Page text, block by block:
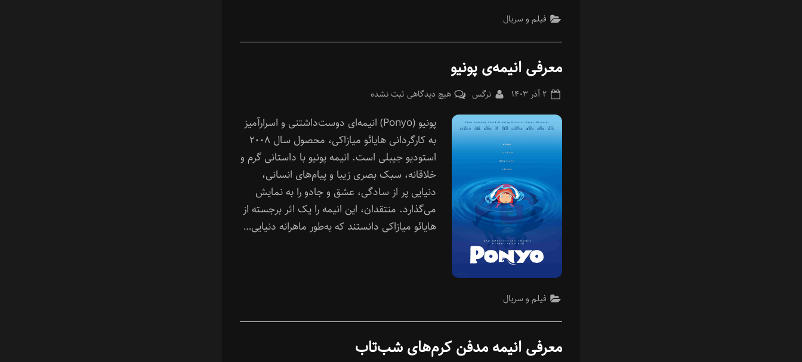
فیلم و سریال
معرفی انیمه‌ی پونیو
Posted
۲ آذر ۱۴۰۳ By
نرگس هیچ دیدگاهی برای
انیمه‌ی
پونیو
ثبت نشده
پونیو (Ponyo) انیمه‌ای دوست‌داشتنی و اسرارآمیز
به کارگردانی هایائو میازاکی، محصول سال ۲۰۰۸
استودیو جیبلی است. انیمه پونیو با داستانی گرم و
خلاقانه، سبک بصری زیبا و پیام‌های انسانی،
دنیایی پر از سادگی، عشق و جادو را به نمایش
می‌گذارد. منتقدان، این انیمه را یک اثر برجسته از
هایائو میازاکی دانستند که به‌طور ماهرانه دنیایی…
فیلم و سریال
معرفی انیمه‌ مدفن کرم‌های شب‌تاب